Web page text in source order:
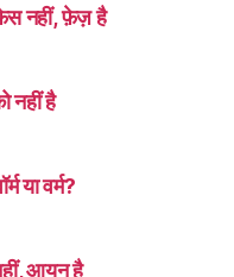
नहीं, फ़ेज़ है
नहीं है
या वर्म?
आयन है